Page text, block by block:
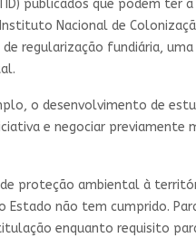
publicados que podem ter
Nacional de
regularização fundiária,
o desenvolvimento de
e negociar previamente
proteção ambiental à
não tem cumprido.
enquanto requisito